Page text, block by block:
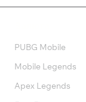
PUBG Mobile
Mobile Legends
Apex Legends